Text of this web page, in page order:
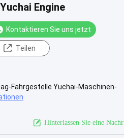
Engine
Kontaktieren Sie uns jetzt
Teilen
Fahrgestelle Yuchai-Maschinen-
Hinterlassen Sie eine